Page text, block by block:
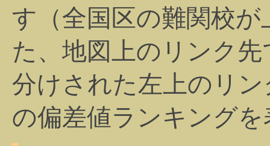
す（全国区の難関校
た、地図上のリンク
分けされた左上のリ
の偏差値ランキング